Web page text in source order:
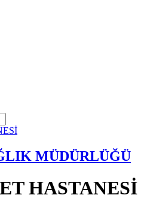
MÜDÜRLÜĞÜ
HASTANESİ